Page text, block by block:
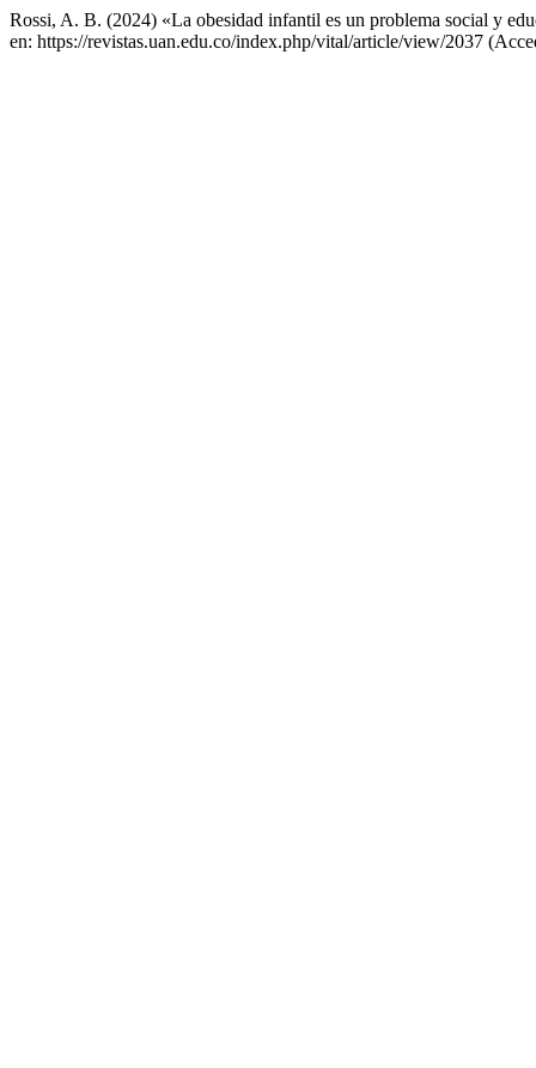
Rossi, A. B. (2024) «La obesidad infantil es un problema social y
en: https://revistas.uan.edu.co/index.php/vital/article/view/2037